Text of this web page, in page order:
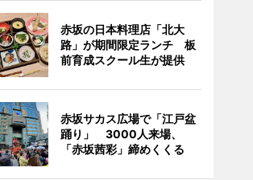
赤坂の日本料理店「北大
路」が期間限定ランチ 板
前育成スクール生が提供
赤坂サカス広場で「江戸盆
踊り」 3000人来場、
「赤坂茜彩」締めくくる